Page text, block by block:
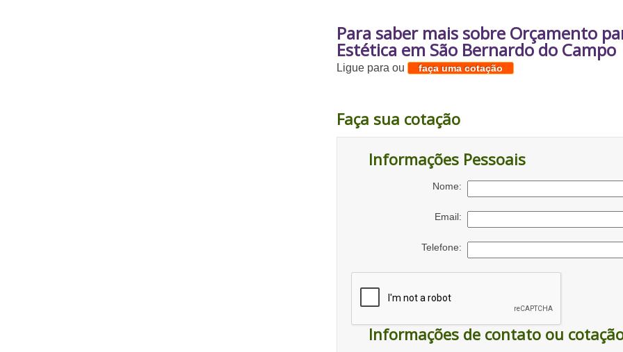
Para saber mais sobre Orçamento
Estética em São Bernardo do Campo
Ligue paraou faça uma cotação
Faça sua cotação
Informações Pessoais
Nome:
Email:
Telefone:
Informações de contato ou